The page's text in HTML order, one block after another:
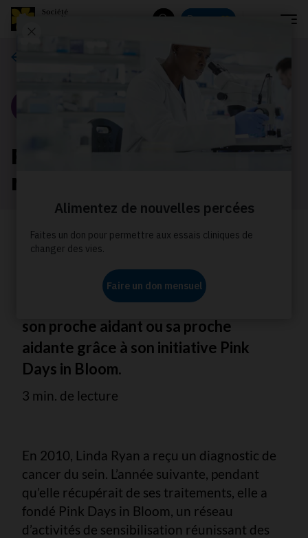
Donnez
Pink Days in Bloom : Un
mouvement florissant
Linda Ryan a atteint son objectif de
d’hébergement Daffodil Place pour
une personne atteinte de cancer et
son proche aidant ou sa proche
aidante grâce à son initiative Pink
Days in Bloom.
3 min. de lecture
En 2010, Linda Ryan a reçu un diagnostic de
cancer du sein. L’année suivante, pendant
qu’elle récupérait de ses traitements, elle a
fondé Pink Days in Bloom, un réseau
d’activités de sensibilisation réunissant des